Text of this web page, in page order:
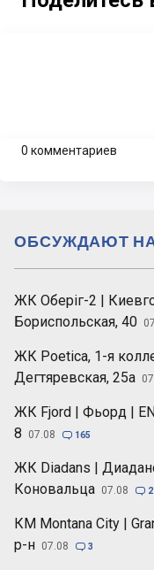
0 комментариев
ЖК Оберіг-2 |
Бориспольская, 40
ЖК Poetica, 1-я
Дегтяревская, 25а
ЖК Fjord | Фьорд |
8
07.08  165
ЖК Diadans |
Коновальца 07.08 
КМ Montana City |
р-н 07.08  3
ОБСУЖДАЮТ